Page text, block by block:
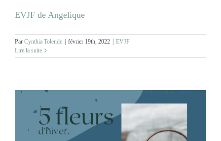
EVJF de Angelique
Par Cynthia Tolende février 19th, 2022
EVJF
Lire la suite